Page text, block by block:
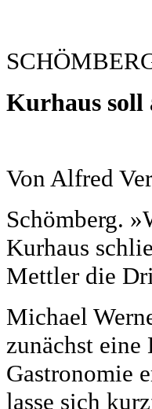
Kurhaus soll
Von Alfred
Schömberg.
Kurhaus
Mettler die
Michael
zunächst
Gastronomie
lasse sich